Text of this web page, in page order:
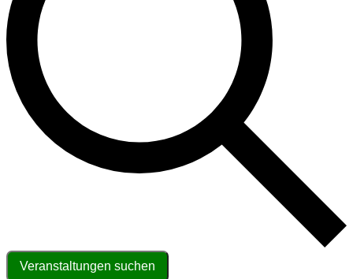
Veranstaltungen suchen